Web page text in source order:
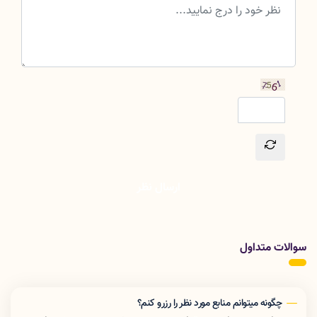
سوالات متداول
چگونه ميتوانم منابع مورد نظر را رزرو كنم؟